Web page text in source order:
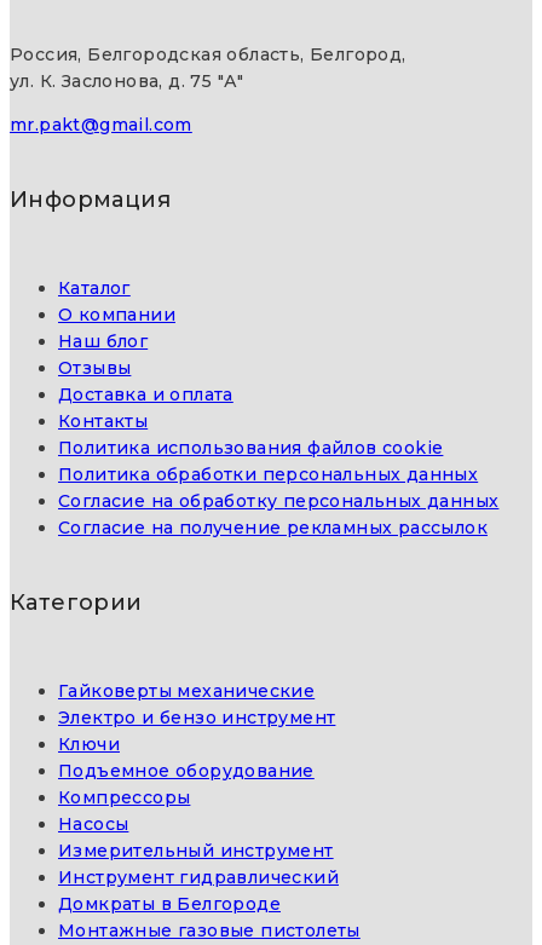
Россия, Белгородская область, Белгород,
ул. К. Заслонова, д. 75 "А"
mr.pakt@gmail.com
Информация
Каталог
О компании
Наш блог
Отзывы
Доставка и оплата
Контакты
Политика использования файлов cookie
Политика обработки персональных данных
Согласие на обработку персональных данных
Согласие на получение рекламных рассылок
Категории
Гайковерты механические
Электро и бензо инструмент
Ключи
Подъемное оборудование
Компрессоры
Насосы
Измерительный инструмент
Инструмент гидравлический
Домкраты в Белгороде
Монтажные газовые пистолеты